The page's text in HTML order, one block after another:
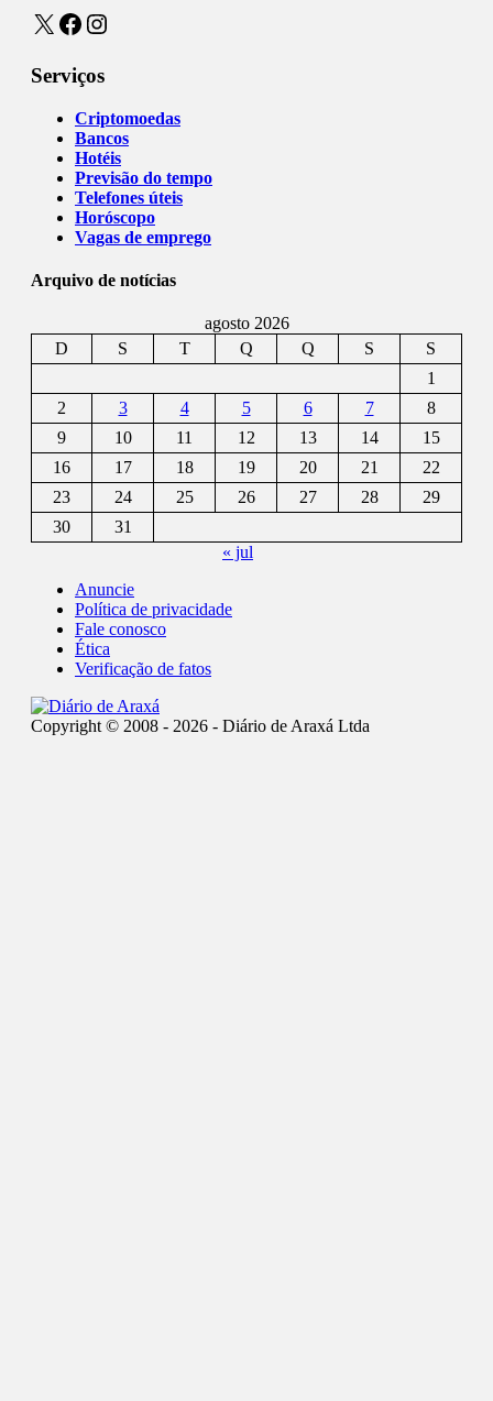
X Facebook
Instagram
Serviços
Criptomoedas
Bancos
Hotéis
Previsão do tempo
Telefones úteis
Horóscopo
Vagas de emprego
Arquivo de notícias
agosto 2026
D
S T Q Q S
S
1
2
3 4 5 6 7
8
9
10 11 12 13 14
15
16
17 18 19 20 21
22
23
24 25 26 27 28
29
30
31
« jul
Anuncie
Política de privacidade
Fale conosco
Ética
Verificação de fatos
Copyright © 2008 - 2026 - Diário de Araxá Ltda